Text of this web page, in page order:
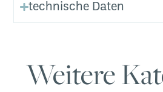
technische Daten
Weitere